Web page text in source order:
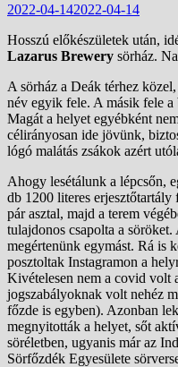
2022-04-142022-04-14
Hosszú előkészületek után,
Lazarus Brewery sörház.
A sörház a Deák térhez
név egyik fele. A másik fele
Magát a helyet egyébként
célirányosan ide jövünk,
lógó malátás zsákok azért
Ahogy lesétálunk a lépcsőn,
db 1200 literes
pár asztal, majd a terem
tulajdonos csapolta a
megértenünk egymást. Rá is
posztoltak Instagramon a
Kivételesen nem a covid volt
jogszabályoknak volt nehéz
főzde is egyben). Azonban
megnyitották a helyet, sőt
söréletben, ugyanis már az
Sörfőzdék Egyesülete